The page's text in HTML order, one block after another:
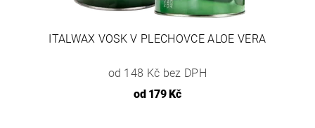
ITALWAX VOSK V PLECHOVCE ALOE VERA
od 148 Kč bez DPH
od179 Kč